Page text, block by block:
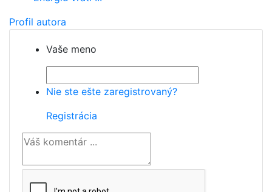
Profil autora
Vaše meno
Nie ste ešte zaregistrovaný?
Registrácia